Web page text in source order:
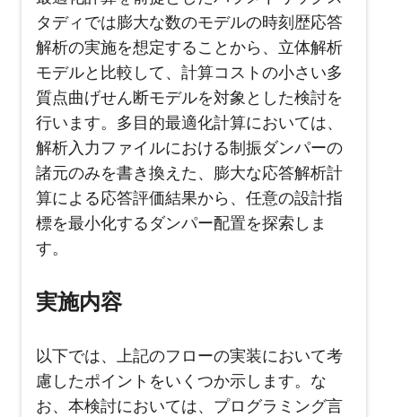
タディでは膨大な数のモデルの時刻歴応答
解析の実施を想定することから、立体解析
モデルと比較して、計算コストの小さい多
質点曲げせん断モデルを対象とした検討を
行います。多目的最適化計算においては、
解析入力ファイルにおける制振ダンパーの
諸元のみを書き換えた、膨大な応答解析計
算による応答評価結果から、任意の設計指
標を最小化するダンパー配置を探索しま
す。
実施内容
以下では、上記のフローの実装において考
慮したポイントをいくつか示します。な
お、本検討においては、プログラミング言